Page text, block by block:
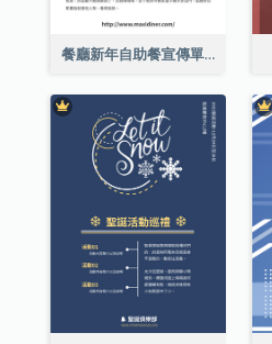
餐廳新年自助餐宣傳單張